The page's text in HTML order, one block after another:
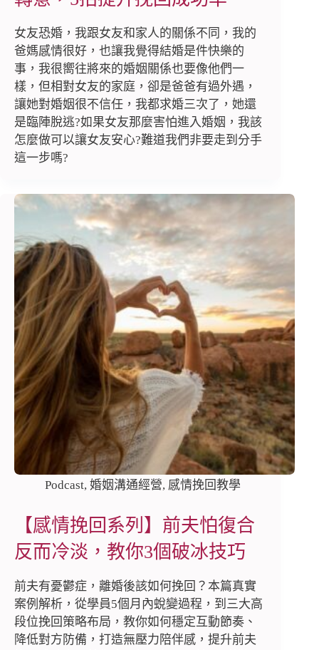
女友恐婚，我跟女友和家人的關係不同，我的
爸媽感情很好，也讓我覺得結婚是件快樂的
事，我很嚮往將來的婚姻關係也要像他們一
樣，但相對女友的家庭，卻是爸爸有過外遇，
讓她對婚姻很不信任，我都求婚三次了，她還
是臨陣脫逃?如果女友那麼害怕進入婚姻，我該
怎麼做可以讓女友安心?難道我們非要走到分手
這一步嗎?
Podcast, 婚姻溝通經營, 感情挽回教學
【感情挽回系列】前夫怕復合
反而冷淡，教你3個破冰技巧
前夫有憂鬱症，離婚後該如何挽回？本篇真實
案例解析，從學員5個月內蛻變過程，到三大高
段位挽回策略布局，教你如何穩定互動節奏、
降低對方防備，打造無壓力陪伴感，提升前夫